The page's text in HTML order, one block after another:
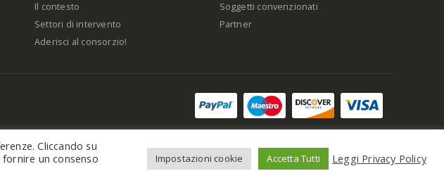
Il contesto
Settori di intervento
Aderisci al consorzio!
Soggetti convenzionati
Partner
Cliccando su
un consenso
Impostazioni cookie Accetta Tutti Leggi Privacy Policy